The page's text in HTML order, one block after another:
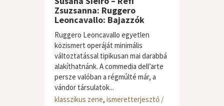
Zsuzsanna: Ruggero
Leoncavallo: Bajazzók
Ruggero Leoncavallo egyetlen
közismert operáját minimális
változtatással tipikusan mai darabbá
alakíthatnánk. A commedia dell’arte
persze valóban a régmúlté már, a
vándor társulatok...
klasszikus zene, ismeretterjesztő /